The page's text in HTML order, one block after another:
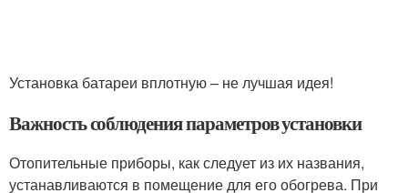
Установка батареи вплотную – не лучшая идея!
Важность соблюдения параметров установки
Отопительные приборы, как следует из их названия,
устанавливаются в помещение для его обогрева. При